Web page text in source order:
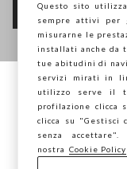
Seguici su
Stai navigando
salvare la tua
Questo sito
sempre attivi per
misurarne le
installati anche da
tue abitudini di
servizi mirati in
utilizzo serve il
profilazione clicca
clicca su "Gestisci
senza
nostra
Cookie Policy